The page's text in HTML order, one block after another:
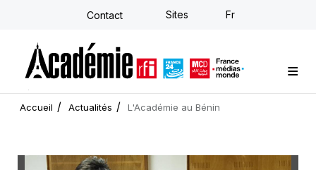
Aller
principal
Contact Sites Fr
Formations sur-mesure
Conseil stratégique
E-learning individuel
L'Académie
Actualités
Newsletter
Accueil Actualités L'Académie au Bénin